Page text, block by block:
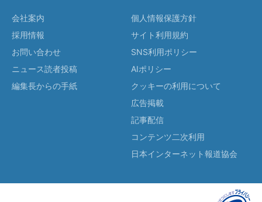
会社案内
採用情報
お問い合わせ
ニュース読者投稿
編集長からの手紙
個人情報保護方針
サイト利用規約
SNS利用ポリシー
AIポリシー
クッキーの利用について
広告掲載
記事配信
コンテンツ二次利用
日本インターネット報道協会